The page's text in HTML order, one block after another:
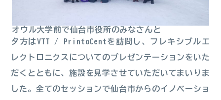
オウル大学前で仙台市役所のみなさんと
夕方はVTT / PrintoCentを訪問し、フレキシブルエ
レクトロニクスについてのプレゼンテーションをいた
だくとともに、施設を見学させていただいてまいりま
した。全てのセッションで仙台市からのイノベーショ